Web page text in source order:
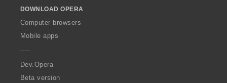
w
O
p
a
DOWNLOAD OPERA
Computer browsers
Mobile apps
Dev.Opera
Beta version